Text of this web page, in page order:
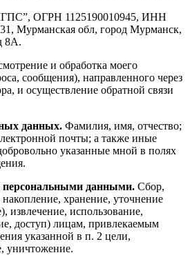
ОГРН 1125190010945, ИНН
Мурманская обл, город Мурманск,
8А.
и обработка моего
сообщения), направленного через
и осуществление обратной связи
данных. Фамилия, имя, отчество;
почты; а также иные
указанные мной в полях
персональными данными. Сбор,
накопление, хранение, уточнение
извлечение, использование,
доступ) лицам, привлекаемым
указанной в п. 2 цели,
уничтожение.